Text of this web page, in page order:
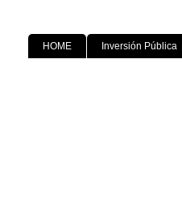
HOME Inversión Pública